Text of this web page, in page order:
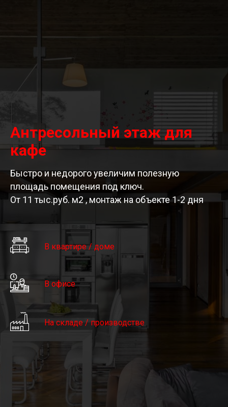
Антресольный этаж для
кафе
Быстро и недорого увеличим полезную
площадь помещения под ключ.
От 11 тыс.руб. м2 , монтаж на объекте 1-2 дня
В квартире / доме
В офисе
На складе / производстве